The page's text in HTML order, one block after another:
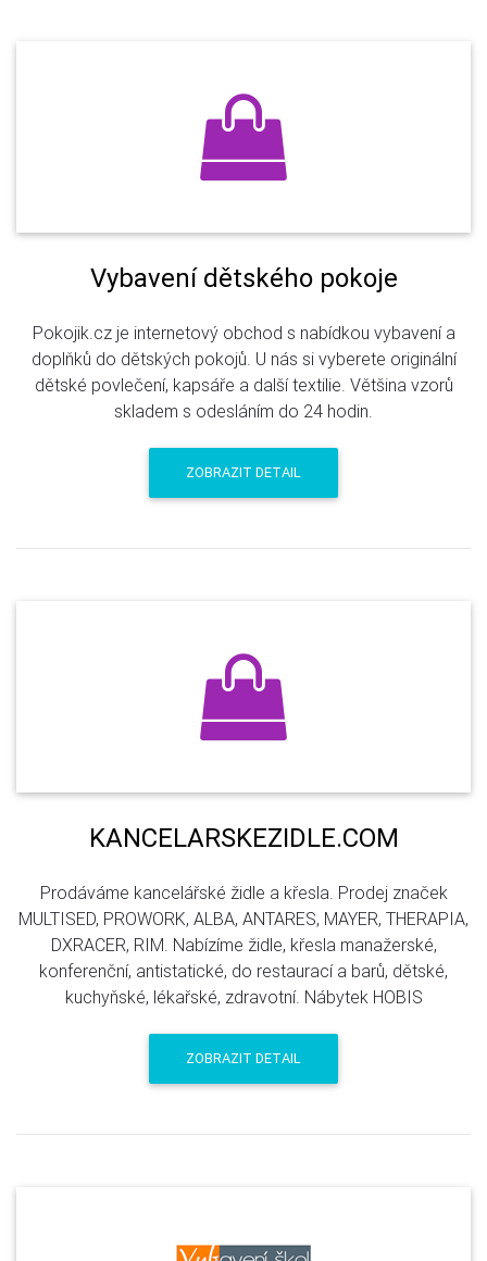
Vybavení dětského pokoje
Pokojik.cz je internetový obchod s nabídkou vybavení a
doplňků do dětských pokojů. U nás si vyberete originální
dětské povlečení, kapsáře a další textilie. Většina vzorů
skladem s odesláním do 24 hodin.
ZOBRAZIT DETAIL
KANCELARSKEZIDLE.COM
Prodáváme kancelářské židle a křesla. Prodej značek
MULTISED, PROWORK, ALBA, ANTARES, MAYER, THERAPIA,
DXRACER, RIM. Nabízíme židle, křesla manažerské,
konferenční, antistatické, do restaurací a barů, dětské,
kuchyňské, lékařské, zdravotní. Nábytek HOBIS
ZOBRAZIT DETAIL